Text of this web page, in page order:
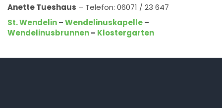
Anette Tueshaus – Telefon: 06071 / 23 647
St. Wendelin–Wendelinuskapelle–
Wendelinusbrunnen– Klostergarten